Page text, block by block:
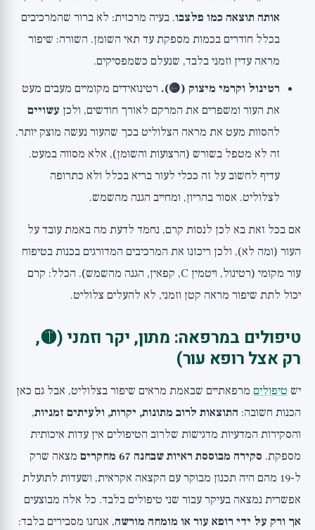
אותה תוצאה כמו פלצבו. בעיה מרכזית: לא ברור שהמרכיבים
בכלל חודרים בכמות מספקת עד תאי השומן. השורה: שיפור
מראה עדין וזמני בלבד, שנעלם כשמפסיקים.
רטינול וקרמי מיצוק (🟡). רטינואידים מקומיים מעבים מעט
את העור ומשפרים את המרקם לאורך חודשים, ולכן עשויים
להסוות מעט את מראה הצלוליט בכך שהעור נעשה מוצק יותר.
זה לא מטפל בשורש (הרצועות והשומן), אלא מסווה במעט.
עדיף לחשוב על זה ככלי לעור בריא בכלל ולא כתרופה
לצלוליט. אסור בהריון, ומחייב הגנה מהשמש.
אם בכל זאת בא לכן לנסות קרם, נחמד לדעת מה באמת עובד על
העור (ומה לא), ולכן ריכזנו את המרכיבים המדורגים בכנות בטיפוח
עור מקומי (רטינול, ויטמין C, קפאין, הגנה מהשמש)
. הכלל: קרם
יכול לתת שיפור מראה קטן וזמני, לא להעלים צלוליט.
טיפולים במרפאה: מתון, יקר וזמני (🟡,
רק אצל רופא עור)
יש טיפולים מרפאתיים שבאמת מראים שיפור בצלוליט, אבל גם כאן
הכנות חשובה: התוצאות לרוב מתונות, יקרות, ולעיתים זמניות,
והסקירות המדעיות מדגישות שלרוב הטיפולים אין עדות איכותית
מספקת. סקירה מבוססת ראיות שבחנה 67 מחקרים
מצאה שרק
ל-19 מהם היה תכנון מבוקר עם הקצאה אקראית, ושעדות לתועלת
אפשרית נמצאה בעיקר עבור שני טיפולים בלבד. כל אלה מבוצעים
אך ורק על ידי רופא עור או מומחה מורשה, אנחנו מסבירים בלבד: